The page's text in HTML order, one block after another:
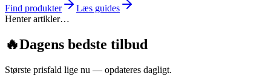
Find produkter
Læs guides
Henter artikler…
🔥Dagens bedste tilbud
Største prisfald lige nu — opdateres dagligt.